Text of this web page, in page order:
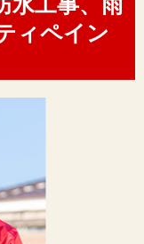
ィペイン